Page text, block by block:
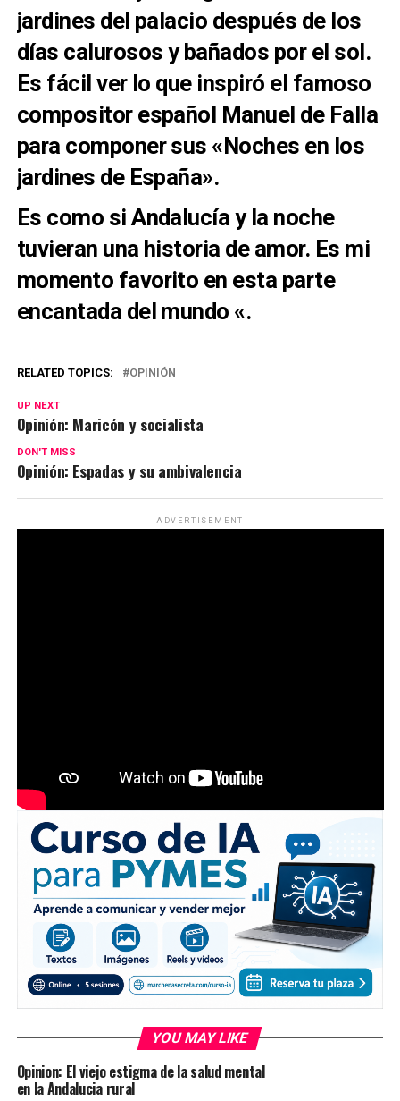
jardines del palacio después de los
días calurosos y bañados por el sol.
Es fácil ver lo que inspiró el famoso
compositor español Manuel de Falla
para componer sus «Noches en los
jardines de España».
Es como si Andalucía y la noche
tuvieran una historia de amor. Es mi
momento favorito en esta parte
encantada del mundo «.
RELATED TOPICS: OPINIÓN
UP NEXT
Opinión: Maricón y socialista
DON'T MISS
Opinión: Espadas y su ambivalencia
ADVERTISEMENT
YOU MAY LIKE
Opinion: El viejo estigma de la salud mental
en la Andalucia rural